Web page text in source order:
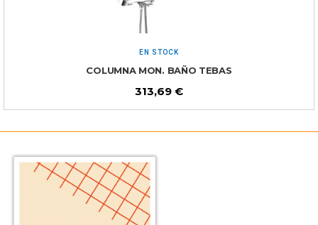
EN STOCK
COLUMNA MON. BAÑO TEBAS
313,69 €